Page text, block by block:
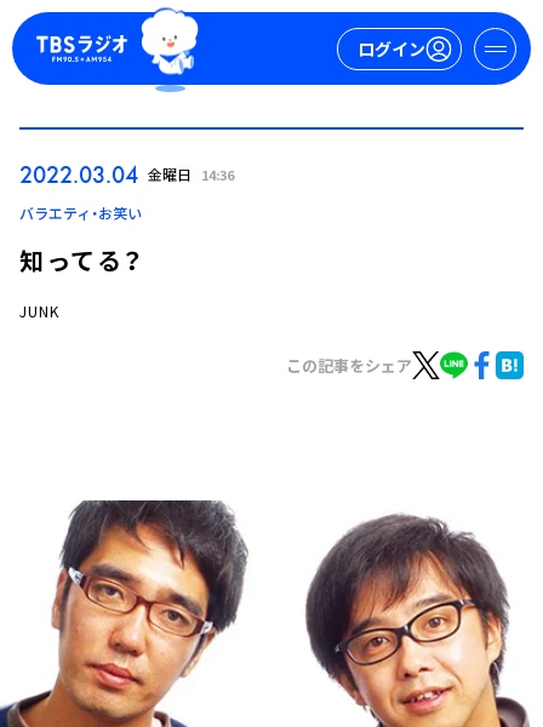
ログイン
ログイン
トピックス
TBS Podcast
お知らせ
イベント・グッズ
YouTube
会社情報
2022.03.04 金曜日 14:36
バラエティ・お笑い
知ってる？
JUNK
この記事をシェア